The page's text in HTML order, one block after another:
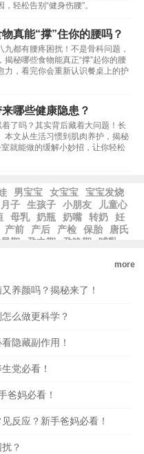
轻松告别“健身伤腰”。
真能“撑”住你的腰吗？
都有腰疼困扰！不是骨科问题，
秘哪些食物能真正“撑”起你的腰
力，看完你会重新认识餐桌上的护
哪些健康隐患？
了吗？其实背后藏着大问题！长
本文从生活习惯到肌肉养护，揭秘
就能做的缓解小妙招，让你轻松
男宝宝 女宝宝
宝宝发烧
月子 生孩子 小朋友
儿童心
母乳 奶瓶 奶嘴 转奶
妊
产前 产后 产检 保胎
唐氏
期 孕中期 孕晚期
哺乳
more
养颜吗？揭秘来了！
么做更科学？
隐藏副作用！
党必看！
爸妈必看！
反应？新手爸妈必看！
？